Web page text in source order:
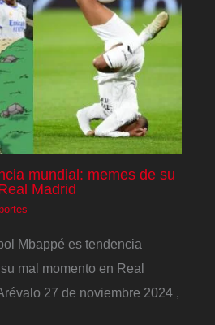
mundial: memes de su
Madrid
Mbappé es tendencia
mal momento en Real
27 de noviembre 2024 ,